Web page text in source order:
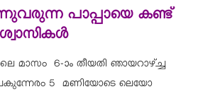
പാപ്പായെ കണ്ട്
മാസം 6-ാം തീയതി ഞായറാഴ്ച്ച
5 മണിയോടെ ലെയോ